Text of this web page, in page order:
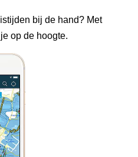
bij de hand? Met
op de hoogte.